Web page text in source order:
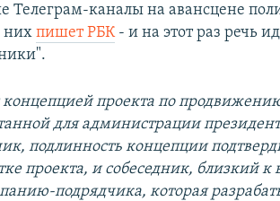
Телеграм-каналы на авансцене
нихпишет РБК- и на этот раз речь
проекта по
для администрации
подлинность концепции
проекта, и собеседник, близкий
подрядчика, которая